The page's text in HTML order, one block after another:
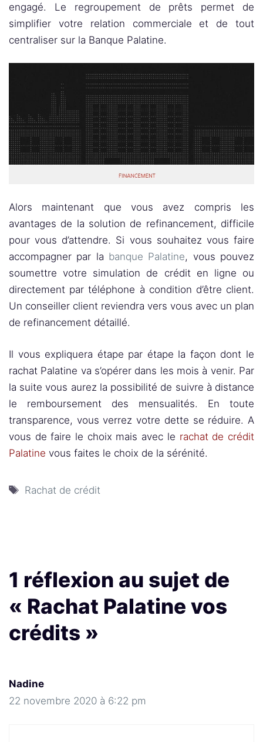
engagé. Le regroupement de prêts permet de
simplifier votre relation commerciale et de tout
centraliser sur la Banque Palatine.
Alors maintenant que vous avez compris les
avantages de la solution de refinancement, difficile
pour vous d’attendre. Si vous souhaitez vous faire
accompagner par la banque Palatine, vous pouvez
soumettre votre simulation de crédit en ligne ou
directement par téléphone à condition d’être client.
Un conseiller client reviendra vers vous avec un plan
de refinancement détaillé.
Il vous expliquera étape par étape la façon dont le
rachat Palatine va s’opérer dans les mois à venir. Par
la suite vous aurez la possibilité de suivre à distance
le remboursement des mensualités. En toute
transparence, vous verrez votre dette se réduire. A
vous de faire le choix mais avec le rachat de crédit
Palatine vous faites le choix de la sérénité.
Étiquettes
Rachat de crédit
1 réflexion au sujet de
« Rachat Palatine vos
crédits »
Nadine
22 novembre 2020 à 6:22 pm